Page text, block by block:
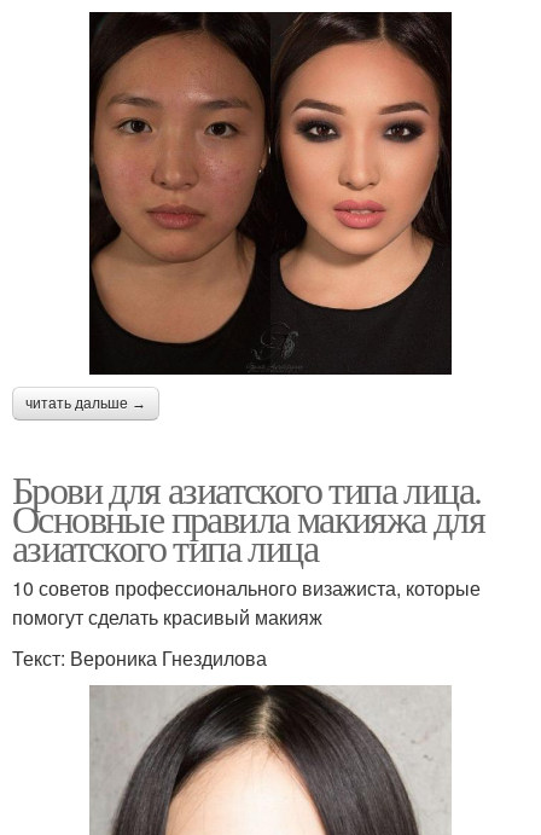
читать дальше →
Брови для азиатского типа лица.
Основные правила макияжа для
азиатского типа лица
10 советов профессионального визажиста, которые
помогут сделать красивый макияж
Текст: Вероника Гнездилова